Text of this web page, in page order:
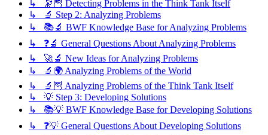
↳ 🔭🦉 Detecting Problems in the Think Tank Itself
↳ 🔬 Step 2: Analyzing Problems
↳ 📚🔬 BWF Knowledge Base for Analyzing Problems
↳ ❓🔬 General Questions About Analyzing Problems
↳ 🚀🔬 New Ideas for Analyzing Problems
↳ 🔬🌍 Analyzing Problems of the World
↳ 🔬🦉 Analyzing Problems of the Think Tank Itself
↳ 💡 Step 3: Developing Solutions
↳ 📚💡 BWF Knowledge Base for Developing Solutions
↳ ❓💡 General Questions About Developing Solutions